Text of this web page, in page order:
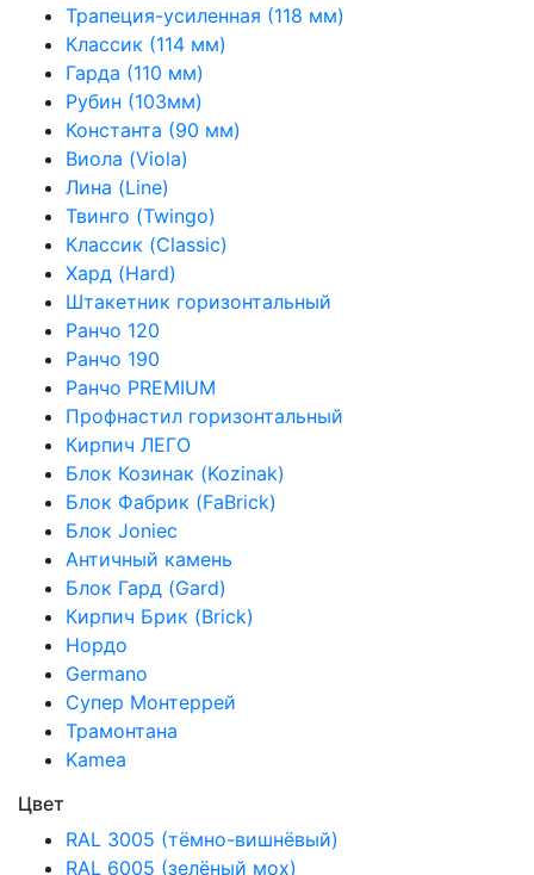
Трапеция-усиленная (118 мм)
Классик (114 мм)
Гарда (110 мм)
Рубин (103мм)
Константа (90 мм)
Виола (Viola)
Лина (Line)
Твинго (Twingo)
Классик (Classic)
Хард (Hard)
Штакетник горизонтальный
Ранчо 120
Ранчо 190
Ранчо PREMIUM
Профнастил горизонтальный
Кирпич ЛЕГО
Блок Козинак (Kozinak)
Блок Фабрик (FaBrick)
Блок Joniec
Античный камень
Блок Гард (Gard)
Кирпич Брик (Brick)
Нордо
Germano
Супер Монтеррей
Трамонтана
Kamea
Цвет
RAL 3005 (тёмно-вишнёвый)
RAL 6005 (зелёный мох)